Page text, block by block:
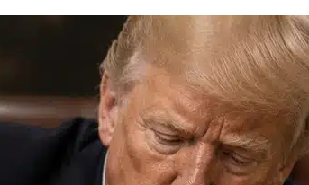
บเพลงตามความเร็วและ
Game Pass เปลี่ยนแว่น
อเกมเสมือนขนาด 26 ฟุต
น Night Vision มองกลาง